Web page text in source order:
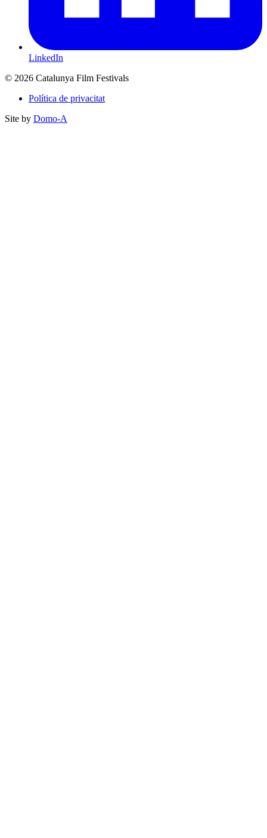
LinkedIn
© 2026 Catalunya Film Festivals
Política de privacitat
Site by Domo-A